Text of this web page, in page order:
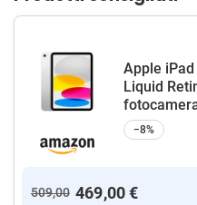
Apple
Liquid
−8%
509,00 469,00 €